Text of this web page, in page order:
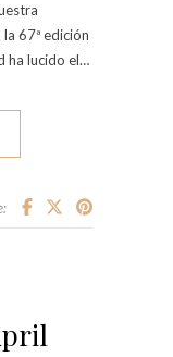
67ª edición
ha lucido el…